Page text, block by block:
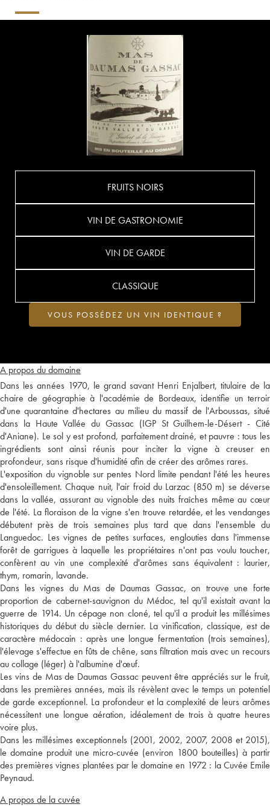
A propos du domaine
Dans les années 1970, le grand savant Henri Enjalbert, titulaire de la
chaire de géographie à l'académie de Bordeaux, identifie un terroir
d'une quarantaine d'hectares au milieu du massif de l'Arboussas, situé
dans la Haute Vallée du Gassac (IGP St Guilhem-le-Désert - Cité
d'Aniane). Le sol y est profond, parfaitement drainé, et pauvre : tous les
ingrédients sont ainsi réunis pour inciter la vigne à creuser en
profondeur, sans risque d'humidité afin de créer des arômes rares.
L'exposition du vignoble sur pentes Nord limite pendant l'été les heures
d'ensoleillement. Chaque nuit, l'air froid du Larzac (850 m) se déverse
dans la vallée, assurant au vignoble des nuits fraîches même au cœur
de l'été. La floraison de la vigne s'en trouve retardée, et les vendanges
débutent près de trois semaines plus tard que dans l'ensemble du
Languedoc. Les vignes de petites surfaces, englouties dans l'immense
forêt de garrigues à laquelle les propriétaires n'ont pas voulu toucher,
confèrent au vin une complexité d'arômes sans équivalent : laurier,
thym, romarin, lavande.
Dans les vignes du Mas de Daumas Gassac, on trouve une forte
proportion de cabernet-sauvignon du Médoc, tel qu'il existait avant la
guerre de 1914. Un cépage non cloné, tel qu'il a produit les millésimes
historiques du début du siècle dernier. La vinification, classique, est de
caractère médocain : après une longue fermentation (trois semaines),
l'élevage s'effectue en fûts de chêne, sans filtration mais avec un recours
au collage (léger) à l'albumine d'œuf.
Les vins de Mas de Daumas Gassac peuvent être appréciés sur le fruit,
dans les premières années, mais ils révèlent avec le temps un potentiel
de garde exceptionnel. La profondeur et la complexité de leurs arômes
nécessitent une longue aération, idéalement de trois à quatre heures
voire plus.
Dans les millésimes exceptionnels (2001, 2002, 2007, 2008 et 2015),
le domaine produit une micro-cuvée (environ 1800 bouteilles) à partir
des premières vignes plantées par le domaine en 1972 : la Cuvée Emile
Peynaud.
A propos de la cuvée
FRUITS NOIRS
VIN DE GASTRONOMIE
VIN DE GARDE
CLASSIQUE
VOUS POSSÉDEZ UN VIN IDENTIQUE ?